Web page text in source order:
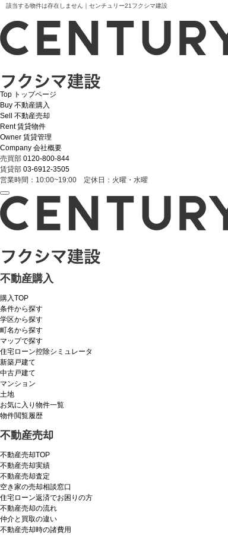
該当する物件は存在しません｜センチュリー21フクシマ建設
Top トップページ
Buy 不動産購入
Sell
不動産売却
Rent 賃貸物件
Owner 賃貸管理
Company 会社概要
売買部 0120-800-844
賃貸部 03-6912-3505
営業時間：10:00~19:00 定休日：火曜・水曜
不動産購入
購入TOP
条件から探す
学区から探す
町名から探す
マップで探す
住宅ローン控除シミュレータ
新築戸建て
中古戸建て
マンション
土地
お気に入り物件一覧
物件閲覧履歴
不動産売却
不動産売却TOP
不動産売却実績
不動産売却査定
空き家の売却相談窓口
住宅ローン返済でお困りの方
不動産売却の流れ
仲介と買取の違い
不動産売却時の諸費用